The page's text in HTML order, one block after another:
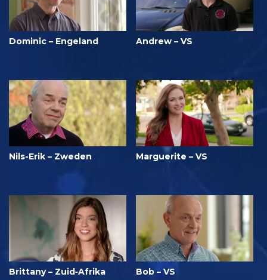
Dominic – Engeland Andrew – VS
Nils-Erik – Zweden Marguerite – VS
Brittany – Zuid‑Afrika Bob – VS